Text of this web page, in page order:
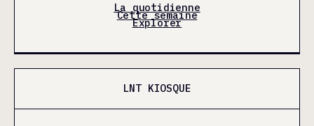
La quotidienne
Cette semaine
Explorer
LNT KIOSQUE